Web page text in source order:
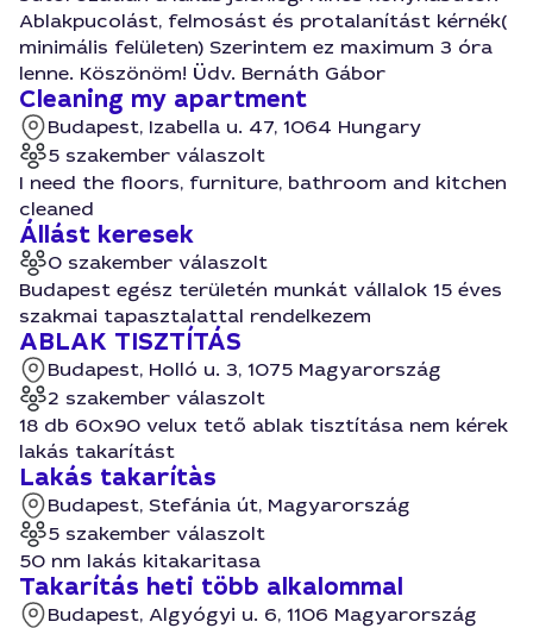
Ablakpucolást, felmosást és protalanítást kérnék(
minimális felületen) Szerintem ez maximum 3 óra
lenne. Köszönöm! Üdv. Bernáth Gábor
Cleaning my apartment
Budapest, Izabella u. 47, 1064 Hungary
5 szakember válaszolt
I need the floors, furniture, bathroom and kitchen
cleaned
Állást keresek
0 szakember válaszolt
Budapest egész területén munkát vállalok 15 éves
szakmai tapasztalattal rendelkezem
ABLAK TISZTÍTÁS
Budapest, Holló u. 3, 1075 Magyarország
2 szakember válaszolt
18 db 60x90 velux tető ablak tisztítása nem kérek
lakás takarítást
Lakás takarítàs
Budapest, Stefánia út, Magyarország
5 szakember válaszolt
50 nm lakás kitakaritasa
Takarítás heti több alkalommal
Budapest, Algyógyi u. 6, 1106 Magyarország